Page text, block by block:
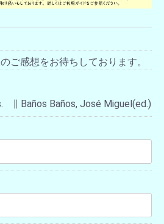
ご感想をお待ちしております。
∥ Baños Baños, José Miguel(ed.)